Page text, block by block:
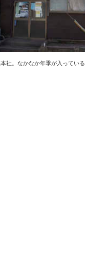
社。なかなか年季が入っている